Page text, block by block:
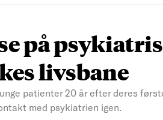
på
livsbane
patienter 20 år efter deres
med psykiatrien igen.